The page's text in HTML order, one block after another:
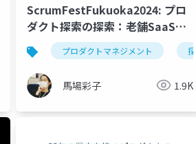
ScrumFestFukuoka2024: プロ
ダクト探索の探索：老舗SaaS企
業が 運用に最適化されたチーム
を超越して 次のプロダクトビジ
ョンを模索している話
プロダクトマネジメント 探
馬場彩子 1.9K